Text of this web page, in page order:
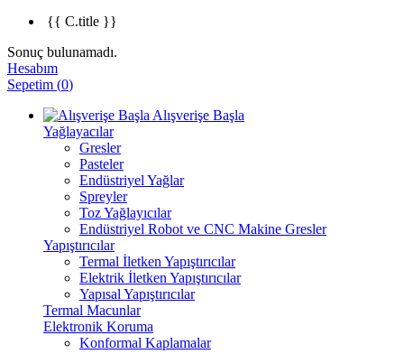
{{ C.title }}
Sonuç bulunamadı.
Hesabım
Sepetim (0)
Alışverişe Başla
Yağlayacılar
Gresler
Pasteler
Endüstriyel Yağlar
Spreyler
Toz Yağlayıcılar
Endüstriyel Robot ve CNC Makine Gresler
Yapıştırıcılar
Termal İletken Yapıştırıcılar
Elektrik İletken Yapıştırıcılar
Yapısal Yapıştırıcılar
Termal Macunlar
Elektronik Koruma
Konformal Kaplamalar